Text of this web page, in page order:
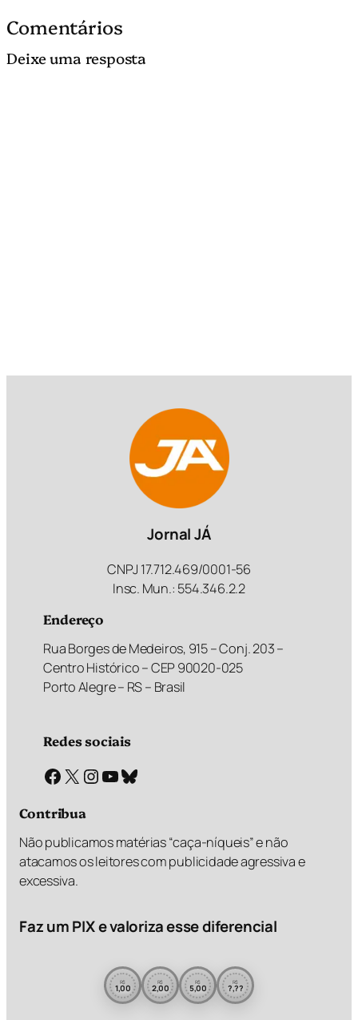
Comentários
Deixe uma resposta
Jornal JÁ
CNPJ 17.712.469/0001-56
Insc. Mun.: 554.346.2.2
Endereço
Rua Borges de Medeiros, 915 – Conj. 203 –
Centro Histórico – CEP 90020-025
Porto Alegre – RS – Brasil
Redes sociais
Facebook X Instagram Youtube Bluesky
Contribua
Não publicamos matérias “caça-níqueis” e não
atacamos os leitores com publicidade agressiva e
excessiva.
Faz um PIX e valoriza esse diferencial
R$
1,00 R$
2,00 R$
5,00 R$
?,??